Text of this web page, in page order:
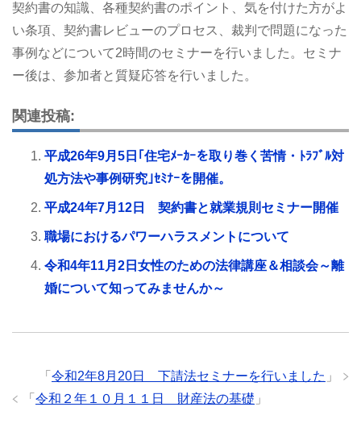
契約書の知識、各種契約書のポイント、気を付けた方がよ
い条項、契約書レビューのプロセス、裁判で問題になった
事例などについて2時間のセミナーを行いました。セミナ
ー後は、参加者と質疑応答を行いました。
関連投稿:
平成26年9月5日｢住宅ﾒｰｶｰを取り巻く苦情・ﾄﾗﾌﾞﾙ対
処方法や事例研究｣ｾﾐﾅｰを開催。
平成24年7月12日 契約書と就業規則セミナー開催
職場におけるパワーハラスメントについて
令和4年11月2日女性のための法律講座＆相談会～離
婚について知ってみませんか～
「 令和2年8月20日 下請法セミナーを行いました 」
「 令和２年１０月１１日 財産法の基礎 」